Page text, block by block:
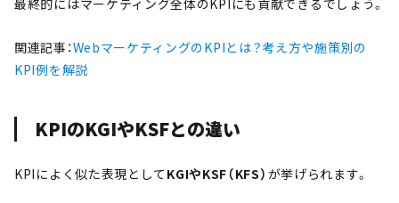
最終的にはマーケティング全体のKPIにも貢献できるでしょう。
関連記事：WebマーケティングのKPIとは？考え方や施策別の
KPI例を解説
KPIのKGIやKSFとの違い
KPIによく似た表現として KGIやKSF（KFS） が挙げられます。